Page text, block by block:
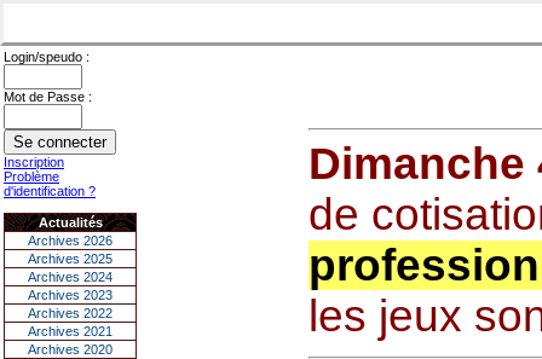
Login/speudo :
Mot de Passe :
Inscription
Problème
d'identification ?
Actualités
Archives 2026
Archives 2025
Archives 2024
Archives 2023
Archives 2022
Archives 2021
Archives 2020
Dimanche
de
les jeux